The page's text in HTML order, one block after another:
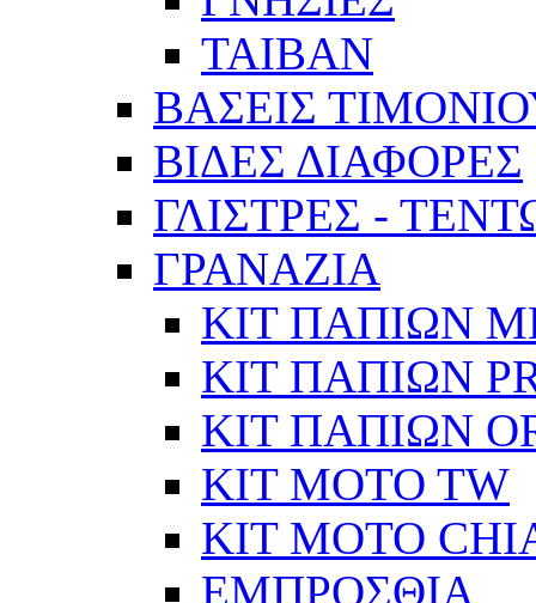
ΤΑΙΒΑΝ
ΒΑΣΕΙΣ
ΒΙΔΕΣ ΔΙΑΦΟΡΕΣ
ΓΛΙΣΤΡΕΣ -
ΓΡΑΝΑΖΙΑ
ΚΙΤ ΠΑΠΙΩΝ
ΚΙΤ ΠΑΠΙΩΝ
ΚΙΤ ΠΑΠΙΩΝ
KIT MOTO TW
ΚΙΤ MOTO
ΕΜΠΡΟΣΘΙΑ